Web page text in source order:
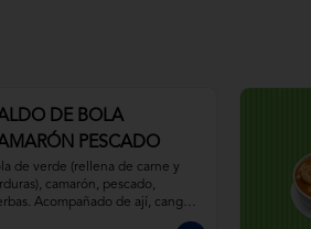
DE BOLA
PESCADO
de verde (rellena de carne y
camarón, pescado,
Acompañado de ají, canguil,